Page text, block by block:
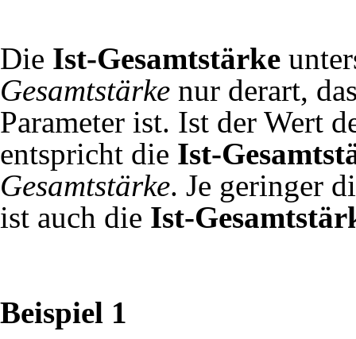
Die Ist-Gesamtstärke
Gesamtstärke nur derart,
Parameter ist. Ist der Wert
entspricht die Ist-
Gesamtstärke. Je geringer
ist auch die Ist-
Beispiel 1